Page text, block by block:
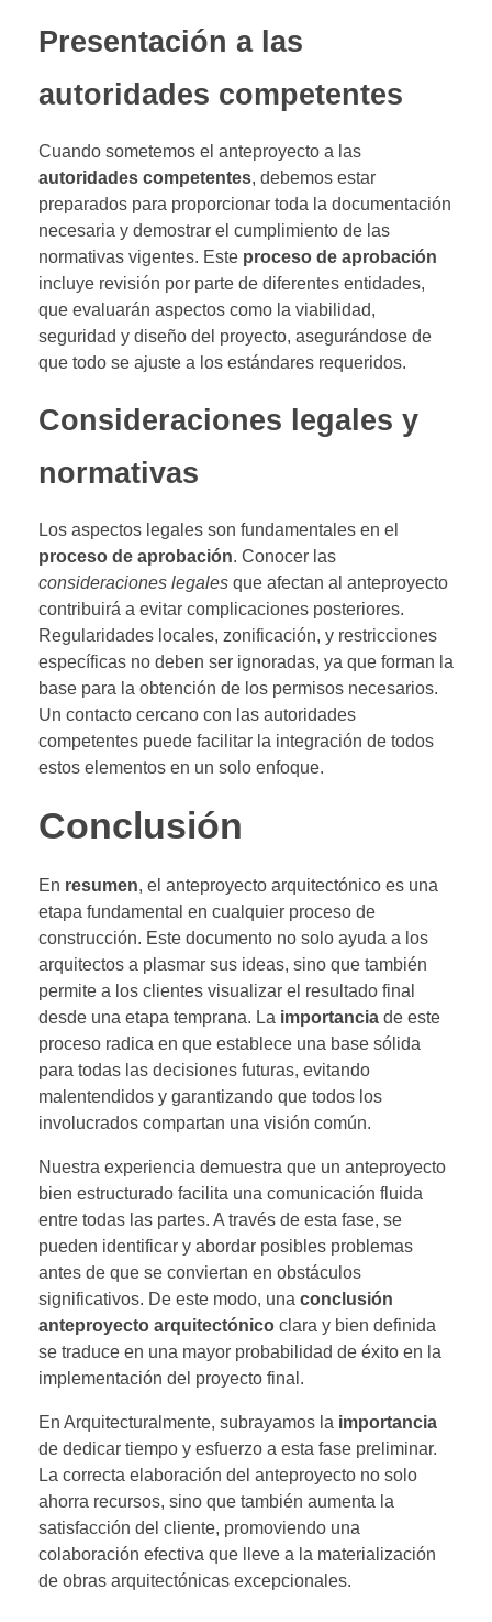
Presentación a las
autoridades competentes
Cuando sometemos el anteproyecto a las
autoridades competentes, debemos estar
preparados para proporcionar toda la documentación
necesaria y demostrar el cumplimiento de las
normativas vigentes. Este proceso de aprobación
incluye revisión por parte de diferentes entidades,
que evaluarán aspectos como la viabilidad,
seguridad y diseño del proyecto, asegurándose de
que todo se ajuste a los estándares requeridos.
Consideraciones legales y
normativas
Los aspectos legales son fundamentales en el
proceso de aprobación. Conocer las
consideraciones legales que afectan al anteproyecto
contribuirá a evitar complicaciones posteriores.
Regularidades locales, zonificación, y restricciones
específicas no deben ser ignoradas, ya que forman la
base para la obtención de los permisos necesarios.
Un contacto cercano con las autoridades
competentes puede facilitar la integración de todos
estos elementos en un solo enfoque.
Conclusión
En resumen, el anteproyecto arquitectónico es una
etapa fundamental en cualquier proceso de
construcción. Este documento no solo ayuda a los
arquitectos a plasmar sus ideas, sino que también
permite a los clientes visualizar el resultado final
desde una etapa temprana. La importancia de este
proceso radica en que establece una base sólida
para todas las decisiones futuras, evitando
malentendidos y garantizando que todos los
involucrados compartan una visión común.
Nuestra experiencia demuestra que un anteproyecto
bien estructurado facilita una comunicación fluida
entre todas las partes. A través de esta fase, se
pueden identificar y abordar posibles problemas
antes de que se conviertan en obstáculos
significativos. De este modo, una conclusión
anteproyecto arquitectónico clara y bien definida
se traduce en una mayor probabilidad de éxito en la
implementación del proyecto final.
En Arquitecturalmente, subrayamos la importancia
de dedicar tiempo y esfuerzo a esta fase preliminar.
La correcta elaboración del anteproyecto no solo
ahorra recursos, sino que también aumenta la
satisfacción del cliente, promoviendo una
colaboración efectiva que lleve a la materialización
de obras arquitectónicas excepcionales.